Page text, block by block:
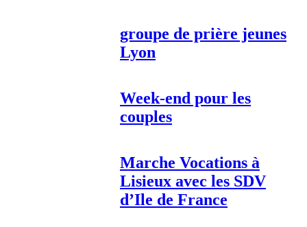
groupe de prière jeunes
Lyon
Week-end pour les
couples
Marche Vocations à
Lisieux avec les SDV
d’Ile de France